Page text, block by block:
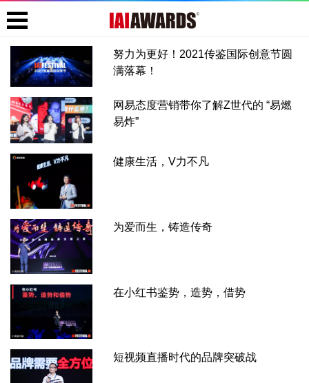
努力为更好！2021传鉴国际创意节圆
满落幕！
网易态度营销带你了解Z世代的 “易燃
易炸”
健康生活，V力不凡
为爱而生，铸造传奇
在小红书鉴势，造势，借势
短视频直播时代的品牌突破战